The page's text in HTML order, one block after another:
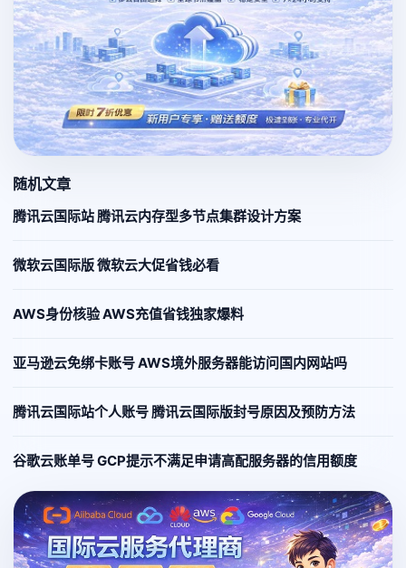
随机文章
腾讯云国际站 腾讯云内存型多节点集群设计方案
微软云国际版 微软云大促省钱必看
AWS身份核验 AWS充值省钱独家爆料
亚马逊云免绑卡账号 AWS境外服务器能访问国内网站吗
腾讯云国际站个人账号 腾讯云国际版封号原因及预防方法
谷歌云账单号 GCP提示不满足申请高配服务器的信用额度